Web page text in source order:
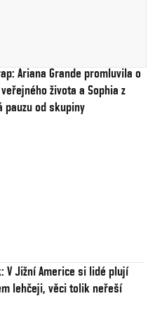
Ariana Grande promluvila o
života a Sophia z
pauzu od skupiny
V Jižní Americe si lidé plují
lehčeji, věci tolik neřeší